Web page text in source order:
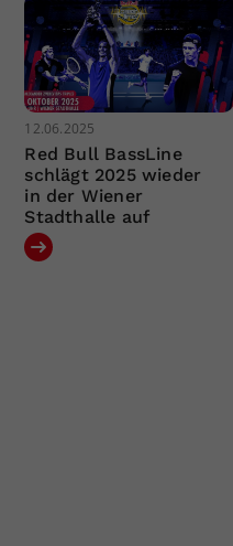
12.06.2025
Red Bull BassLine
schlägt 2025 wieder
in der Wiener
Stadthalle auf